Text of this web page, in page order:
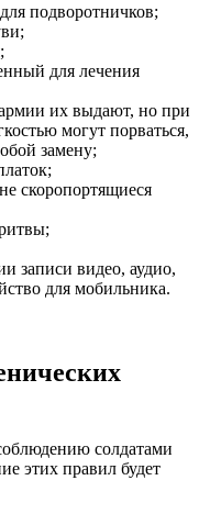
подворотничков;
для лечения
их выдают, но при
могут порваться,
замену;
скоропортящиеся
записи видео, аудио,
для мобильника.
солдатами
этих правил будет